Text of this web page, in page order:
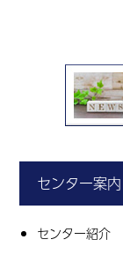
センター案内
センター紹介